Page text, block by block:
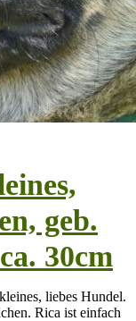
geb.
30cm
liebes Hundel.
Rica ist einfach